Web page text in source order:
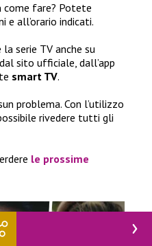
come fare? Potete
e all’orario indicati.
serie TV anche su
sito ufficiale, dall’app
smart TV.
problema. Con l’utilizzo
rivedere tutti gli
le prossime